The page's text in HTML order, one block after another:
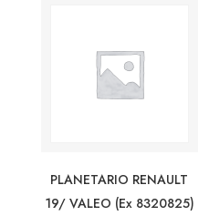
PLANETARIO RENAULT
19/ VALEO (ex 8320825)